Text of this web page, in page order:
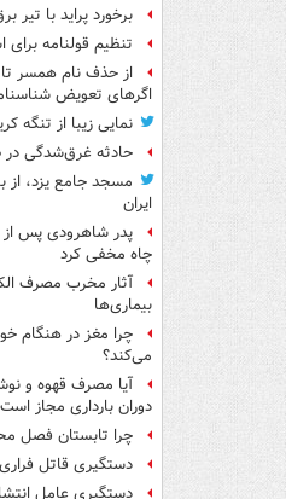
برخورد پراید با تیر برق ۲ فوتی بر جای
تنظیم قولنامه
از حذف نام همسر تا
اگرهای تعویض
نمایی زیبا از تنگه
حادثه غرق‌شدگی در طاقانک ۲
مسجد جامع یزد، از
ایران
پدر شاهرودی پس
چاه مخفی کرد
آثار مخرب مصرف
بیماری‌ها
چرا مغز در هنگام
می‌کند؟
آیا مصرف قهوه و
دوران بارداری مجاز
چرا تابستان فصل
دستگیری قاتل
دستگیری عامل